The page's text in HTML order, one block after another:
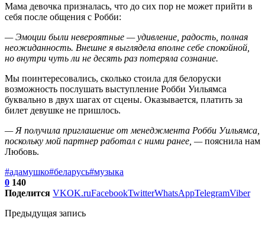
Мама девочка призналась, что до сих пор не может прийти в
себя после общения с Робби:
— Эмоции были невероятные — удивление, радость, полная
неожиданность. Внешне я выглядела вполне себе спокойной,
но внутри чуть ли не десять раз потеряла сознание.
Мы поинтересовались, сколько стоила для белоруски
возможность послушать выступление Робби Уильямса
буквально в двух шагах от сцены. Оказывается, платить за
билет девушке не пришлось.
— Я получила приглашение от менеджмента Робби Уильямса,
поскольку мой партнер работал с ними ранее, —пояснила нам
Любовь.
#адамушко#беларусь#музыка
0 140
Поделится VKOK.ruFacebookTwitterWhatsAppTelegramViber
Предыдущая запись